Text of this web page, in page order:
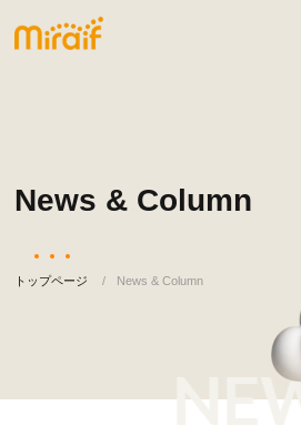
News & Column
トップページ News & Column